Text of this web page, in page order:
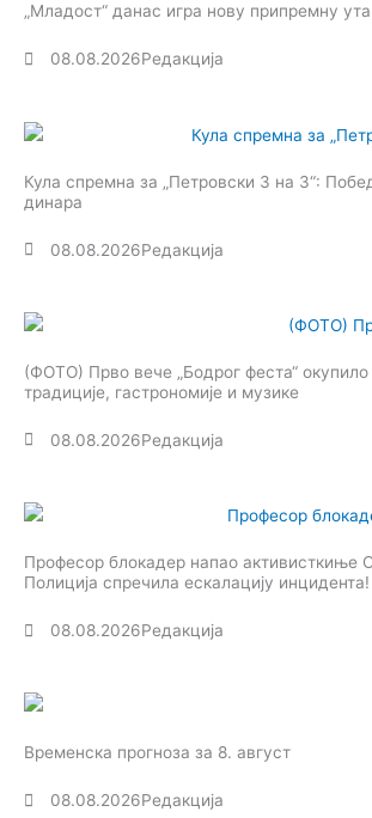
„Младост“ данас игра нову припремну
08.08.2026Редакција
Кула спремна за „Петровски 3 на 3“:
динара
08.08.2026Редакција
(ФОТО) Прво вече „Бодрог феста“
традиције, гастрономије и музике
08.08.2026Редакција
Професор блокадер напао активисткиње
Полиција спречила ескалацију инцидента!
08.08.2026Редакција
Временска прогноза за 8. август
08.08.2026Редакција